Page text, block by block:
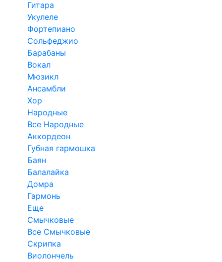
Гитара
Укулеле
Фортепиано
Сольфеджио
Барабаны
Вокал
Мюзикл
Ансамбли
Хор
Народные
Все Народные
Аккордеон
Губная гармошка
Баян
Балалайка
Домра
Гармонь
Еще
Смычковые
Все Смычковые
Скрипка
Виолончель